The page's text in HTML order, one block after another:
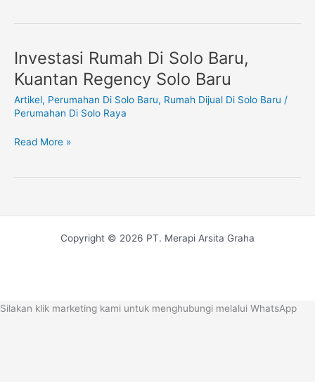
Investasi Rumah Di Solo Baru,
Kuantan Regency Solo Baru
Artikel, Perumahan Di Solo Baru, Rumah Dijual Di Solo Baru /
Perumahan Di Solo Raya
Investasi
Rumah
Di
Solo
Baru,
Regency
Baru
Read More »
Copyright © 2026 PT. Merapi Arsita Graha
Silakan klik marketing kami untuk menghubungi melalui WhatsApp